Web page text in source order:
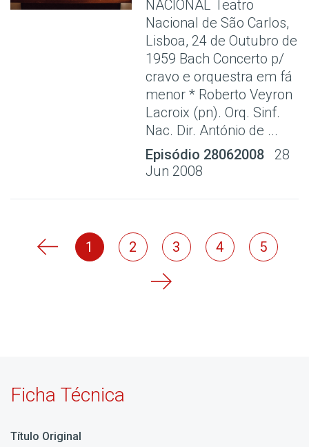
NACIONAL Teatro
Nacional de São Carlos,
Lisboa, 24 de Outubro de
1959 Bach Concerto p/
cravo e orquestra em fá
menor * Roberto Veyron
Lacroix (pn). Orq. Sinf.
Nac. Dir. António de ...
Episódio 28062008
28
Jun 2008
1 2 3 4 5
Ficha Técnica
Título Original